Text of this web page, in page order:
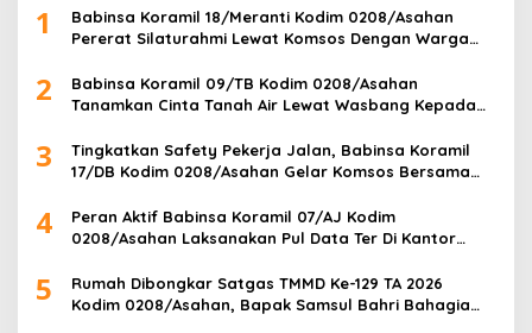
1
Babinsa Koramil 18/Meranti Kodim 0208/Asahan
Pererat Silaturahmi Lewat Komsos Dengan Warga
2
Babinsa Koramil 09/TB Kodim 0208/Asahan
Tanamkan Cinta Tanah Air Lewat Wasbang Kepada
3
Tingkatkan Safety Pekerja Jalan, Babinsa Koramil
17/DB Kodim 0208/Asahan Gelar Komsos Bersama
4
Peran Aktif Babinsa Koramil 07/AJ Kodim
0208/Asahan Laksanakan Pul Data Ter Di Kantor
5
Rumah Dibongkar Satgas TMMD Ke-129 TA 2026
Kodim 0208/Asahan, Bapak Samsul Bahri Bahagia